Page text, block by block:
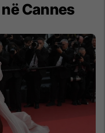
Cannes